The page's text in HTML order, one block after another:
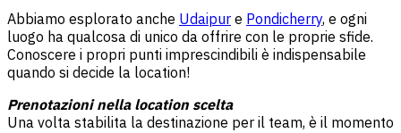
Abbiamo esplorato anche Udaipur e Pondicherry, e ogni
luogo ha qualcosa di unico da offrire con le proprie sfide.
Conoscere i propri punti imprescindibili è indispensabile
quando si decide la location!
Prenotazioni nella location scelta
Una volta stabilita la destinazione per il team, è il momento